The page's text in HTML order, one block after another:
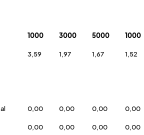
1000 3000 5000
3,59 1,97 1,67 1,52
0,00 0,00 0,00 0,00
0,00 0,00 0,00 0,00